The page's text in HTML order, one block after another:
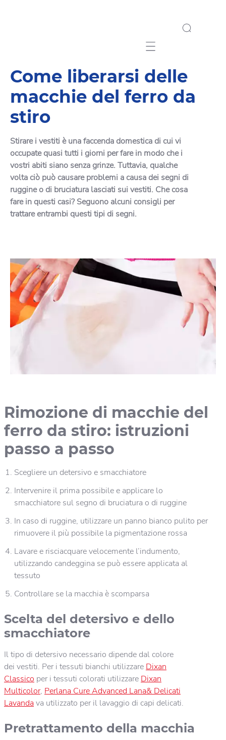
Mobile navigation
Come liberarsi delle
macchie del ferro da
stiro
Stirare i vestiti è una faccenda domestica di cui vi
occupate quasi tutti i giorni per fare in modo che i
vostri abiti siano senza grinze. Tuttavia, qualche
volta ciò può causare problemi a causa dei segni di
ruggine o di bruciatura lasciati sui vestiti. Che cosa
fare in questi casi? Seguono alcuni consigli per
trattare entrambi questi tipi di segni.
Rimozione di macchie del
ferro da stiro: istruzioni
passo a passo
Scegliere un detersivo e smacchiatore
Intervenire il prima possibile e applicare lo
smacchiatore sul segno di bruciatura o di ruggine
In caso di ruggine, utilizzare un panno bianco pulito per
rimuovere il più possibile la pigmentazione rossa
Lavare e risciacquare velocemente l’indumento,
utilizzando candeggina se può essere applicata al
tessuto
Controllare se la macchia è scomparsa
Scelta del detersivo e dello
smacchiatore
Il tipo di detersivo necessario dipende dal colore
dei vestiti. Per i tessuti bianchi utilizzare Dixan
Classico per i tessuti colorati utilizzare Dixan
Multicolor, Perlana Cure Advanced Lana& Delicati
Lavandava utilizzato per il lavaggio di capi delicati.
Pretrattamento della macchia